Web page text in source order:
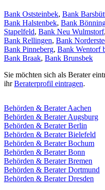
Bank Oststeinbek, Bank
Bank Halstenbek, Bank
Stapelfeld, Bank Neu Wulmstorf,
Bank Rellingen, Bank
Bank Pinneberg, Bank Wentorf
Bank Braak, Bank Brunsbek
Sie möchten sich als Berater
ihrBeraterprofil eintragen.
Behörden & Berater Aachen
Behörden & Berater Augsburg
Behörden & Berater Berlin
Behörden & Berater Bielefeld
Behörden & Berater Bochum
Behörden & Berater Bonn
Behörden & Berater Bremen
Behörden & Berater Dortmund
Behörden & Berater Dresden